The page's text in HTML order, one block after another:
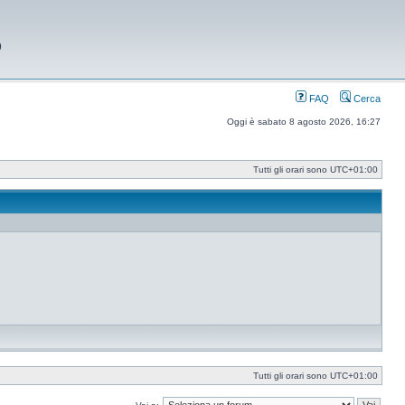
FAQ Cerca
Oggi è sabato 8 agosto 2026, 16:27
Tutti gli orari sono UTC+01:00
Tutti gli orari sono UTC+01:00